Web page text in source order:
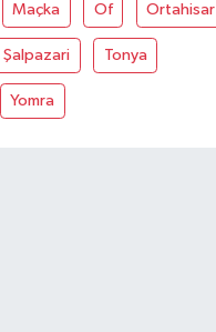
Maçka Of Ortahisar
Şalpazari Tonya
Yomra